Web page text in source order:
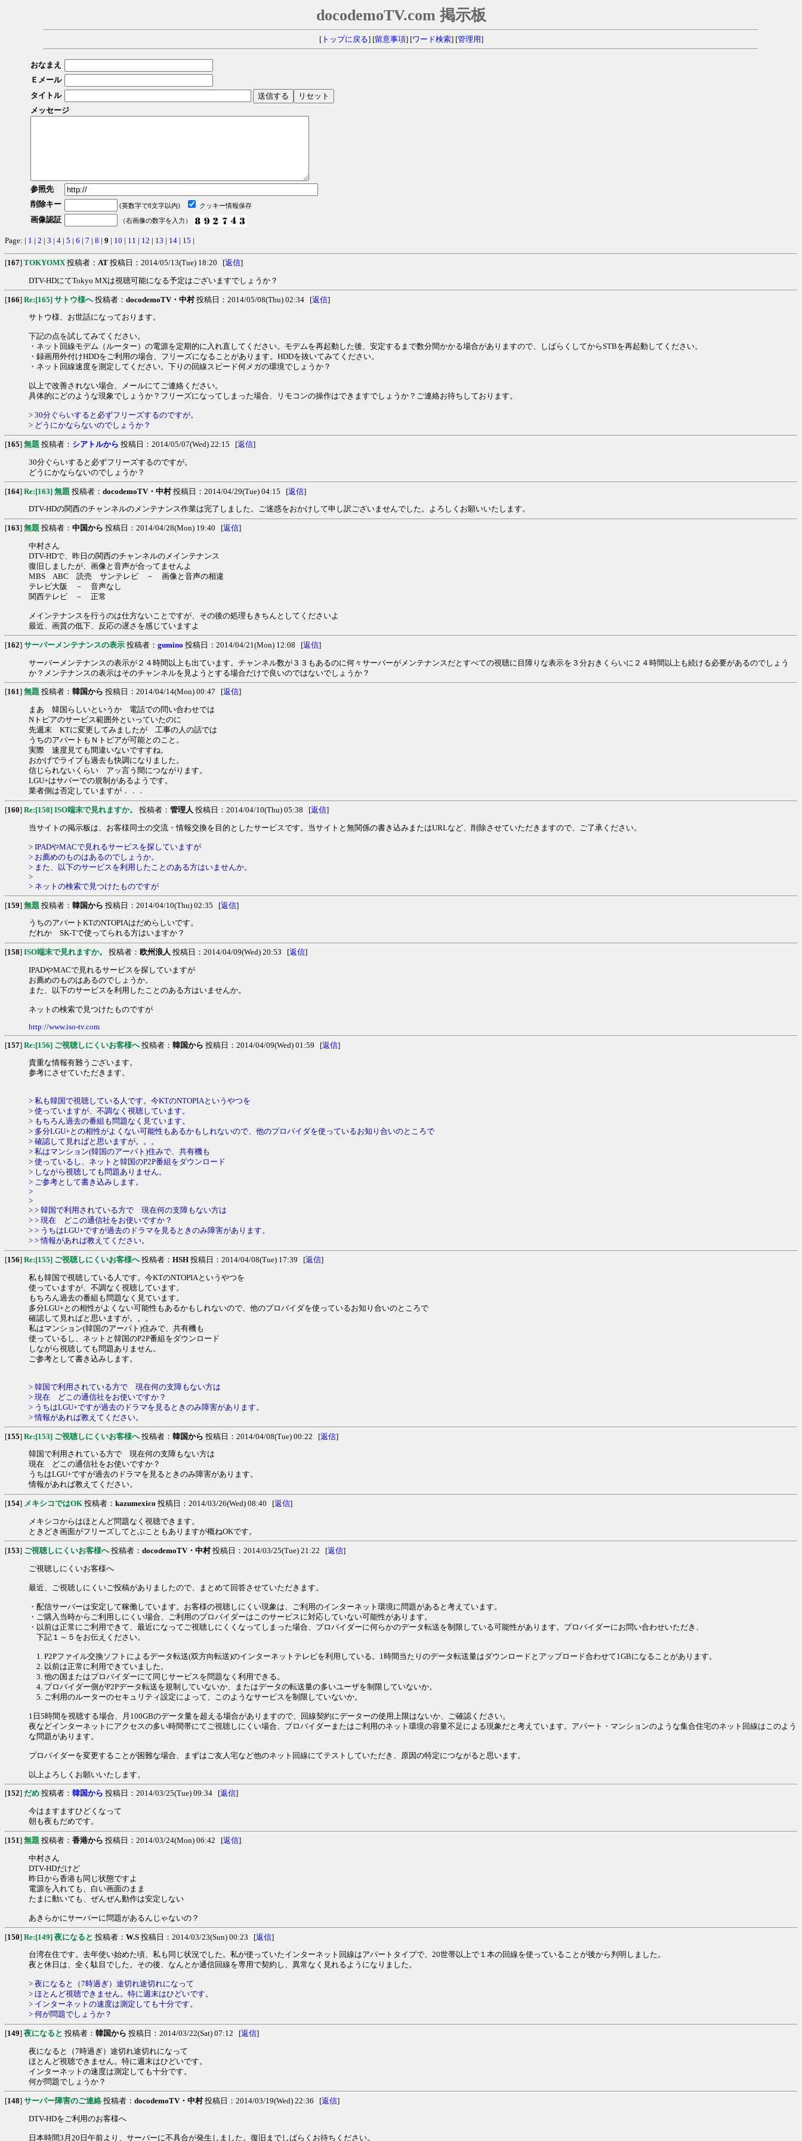
docodemoTV.com 掲示板
[トップに戻る] [留意事項] [ワード検索] [管理用]
おなまえ
Ｅメール
タイトル
メッセージ
参照先
削除キー
(英数字で8文字以内) クッキー情報保存
画像認証 （右画像の数字を入力）
Page: | 1 | 2 | 3 | 4 | 5 | 6 | 7 | 8 | 9 | 10 | 11 | 12 | 13 | 14 | 15 |
[167] TOKYOMX投稿者： AT 投稿日：2014/05/13(Tue) 18:20 [返信]
DTV-HDにてTokyo MXは視聴可能になる予定はございますでしょうか？
[166] Re:[165] サトウ様へ投稿者： docodemoTV・中村投稿日：2014/05/08(Thu) 02:34 [返信]
サトウ様、お世話になっております。
下記の点を試してみてください。
・ネット回線モデム（ルーター）の電源を定期的に入れ直してください。モデムを再起動した後、安定するまで数分間かかる場合がありますので、しばらくしてからSTBを再起動してください。
・録画用外付けHDDをご利用の場合、フリーズになることがあります。HDDを抜いてみてください。
・ネット回線速度を測定してください。下りの回線スピード何メガの環境でしょうか？
以上で改善されない場合、メールにてご連絡ください。
具体的にどのような現象でしょうか？フリーズになってしまった場合、リモコンの操作はできますでしょうか？ご連絡お待ちしております。
> 30分ぐらいすると必ずフリーズするのですが。
> どうにかならないのでしょうか？
[165] 無題 投稿者： シアトルから 投稿日：2014/05/07(Wed) 22:15 [返信]
30分ぐらいすると必ずフリーズするのですが。
どうにかならないのでしょうか？
[164] Re:[163] 無題 投稿者： docodemoTV・中村投稿日：2014/04/29(Tue) 04:15 [返信]
DTV-HDの関西のチャンネルのメンテナンス作業は完了しました。ご迷惑をおかけして申し訳ございませんでした。よろしくお願いいたします。
[163] 無題 投稿者： 中国から 投稿日：2014/04/28(Mon) 19:40 [返信]
中村さん
DTV-HDで、昨日の関西のチャンネルのメインテナンス
復旧しましたが、画像と音声が合ってませんよ
MBS ABC 読売 サンテレビ － 画像と音声の相違
テレビ大阪 － 音声なし
関西テレビ － 正常
メインテナンスを行うのは仕方ないことですが、その後の処理もきちんとしてくださいよ
最近、画質の低下、反応の遅さを感じていますよ
[162] サーバーメンテナンスの表示 投稿者： gumino 投稿日：2014/04/21(Mon) 12:08 [返信]
サーバーメンテナンスの表示が２４時間以上も出ています。チャンネル数が３３もあるのに何々サーバーがメンテナンスだとすべての視聴に目障りな表示を３分おきくらいに２４時間以上も続ける必要があるのでしょう
か？メンテナンスの表示はそのチャンネルを見ようとする場合だけで良いのではないでしょうか？
[161] 無題 投稿者： 韓国から 投稿日：2014/04/14(Mon) 00:47 [返信]
まあ 韓国らしいというか 電話での問い合わせでは
Nトピアのサービス範囲外といっていたのに
先週末 KTに変更してみましたが 工事の人の話では
うちのアパートもＮトピアが可能とのこと。
実際 速度見ても間違いないですすね。
おかげでライブも過去も快調になりました。
信じられないくらい アッ言う間につながります。
LGU+はサバーでの規制があるようです。
業者側は否定していますが．．．
[160] Re:[158] ISO端末で見れますか。 投稿者： 管理人 投稿日：2014/04/10(Thu) 05:38 [返信]
当サイトの掲示板は、お客様同士の交流・情報交換を目的としたサービスです。当サイトと無関係の書き込みまたはURLなど、削除させていただきますので、ご了承ください。
> IPADやMACで見れるサービスを探していますが
> お薦めのものはあるのでしょうか。
> また、以下のサービスを利用したことのある方はいませんか。
>
> ネットの検索で見つけたものですが
[159] 無題 投稿者： 韓国から 投稿日：2014/04/10(Thu) 02:35 [返信]
うちのアパートKTのNTOPIAはだめらしいです。
だれか SK-Tで使ってられる方はいますか？
[158] ISO端末で見れますか。 投稿者： 欧州浪人 投稿日：2014/04/09(Wed) 20:53 [返信]
IPADやMACで見れるサービスを探していますが
お薦めのものはあるのでしょうか。
また、以下のサービスを利用したことのある方はいませんか。
ネットの検索で見つけたものですが
http://www.iso-tv.com
[157] Re:[156] ご視聴しにくいお客様へ投稿者： 韓国から 投稿日：2014/04/09(Wed) 01:59 [返信]
貴重な情報有難うございます。
参考にさせていただきます。
> 私も韓国で視聴している人です。今KTのNTOPIAというやつを
> 使っていますが、不調なく視聴しています。
> もちろん過去の番組も問題なく見ています。
> 多分LGU+との相性がよくない可能性もあるかもしれないので、他のプロバイダを使っているお知り合いのところで
> 確認して見ればと思いますが。。。
> 私はマンション(韓国のアーパト)住みで、共有機も
> 使っているし、ネットと韓国のP2P番組をダウンロード
> しながら視聴しても問題ありません。
> ご参考として書き込みします。
>
>
> > 韓国で利用されている方で 現在何の支障もない方は
> > 現在 どこの通信社をお使いですか？
> > うちはLGU+ですが過去のドラマを見るときのみ障害があります。
> > 情報があれば教えてください。
[156] Re:[155] ご視聴しにくいお客様へ投稿者： HSH 投稿日：2014/04/08(Tue) 17:39 [返信]
私も韓国で視聴している人です。今KTのNTOPIAというやつを
使っていますが、不調なく視聴しています。
もちろん過去の番組も問題なく見ています。
多分LGU+との相性がよくない可能性もあるかもしれないので、他のプロバイダを使っているお知り合いのところで
確認して見ればと思いますが。。。
私はマンション(韓国のアーパト)住みで、共有機も
使っているし、ネットと韓国のP2P番組をダウンロード
しながら視聴しても問題ありません。
ご参考として書き込みします。
> 韓国で利用されている方で 現在何の支障もない方は
> 現在 どこの通信社をお使いですか？
> うちはLGU+ですが過去のドラマを見るときのみ障害があります。
> 情報があれば教えてください。
[155] Re:[153] ご視聴しにくいお客様へ投稿者： 韓国から 投稿日：2014/04/08(Tue) 00:22 [返信]
韓国で利用されている方で 現在何の支障もない方は
現在 どこの通信社をお使いですか？
うちはLGU+ですが過去のドラマを見るときのみ障害があります。
情報があれば教えてください。
[154] メキシコではOK 投稿者： kazumexico 投稿日：2014/03/26(Wed) 08:40 [返信]
メキシコからはほとんど問題なく視聴できます。
ときどき画面がフリーズしてとぶこともありますが概ねOKです。
[153] ご視聴しにくいお客様へ投稿者： docodemoTV・中村投稿日：2014/03/25(Tue) 21:22 [返信]
ご視聴しにくいお客様へ
最近、ご視聴しにくいご投稿がありましたので、まとめて回答させていただきます。
・配信サーバーは安定して稼働しています。お客様の視聴しにくい現象は、ご利用のインターネット環境に問題があると考えています。
・ご購入当時からご利用しにくい場合、ご利用のプロバイダーはこのサービスに対応していない可能性があります。
・以前は正常にご利用できて、最近になってご視聴しにくくなってしまった場合、プロバイダーに何らかのデータ転送を制限している可能性があります。プロバイダーにお問い合わせいただき、
下記１～５をお伝えください。
1. P2Pファイル交換ソフトによるデータ転送(双方向転送)のインターネットテレビを利用している。1時間当たりのデータ転送量はダウンロードとアップロード合わせて1GBになることがあります。
2. 以前は正常に利用できていました。
3. 他の国またはプロバイダーにて同じサービスを問題なく利用できる。
4. プロバイダー側がP2Pデータ転送を規制していないか、またはデータの転送量の多いユーザを制限していないか。
5. ご利用のルーターのセキュリティ設定によって、このようなサービスを制限していないか。
1日5時間を視聴する場合、月100GBのデータ量を超える場合がありますので、回線契約にデーターの使用上限はないか、ご確認ください。
夜などインターネットにアクセスの多い時間帯にてご視聴しにくい場合、プロバイダーまたはご利用のネット環境の容量不足による現象だと考えています。アパート・マンションのような集合住宅のネット回線はこのよう
な問題があります。
プロバイダーを変更することが困難な場合、まずはご友人宅など他のネット回線にてテストしていただき、原因の特定につながると思います。
以上よろしくお願いいたします。
[152] だめ 投稿者： 韓国から 投稿日：2014/03/25(Tue) 09:34 [返信]
今はますますひどくなって
朝も夜もだめです。
[151] 無題 投稿者： 香港から 投稿日：2014/03/24(Mon) 06:42 [返信]
中村さん
DTV-HDだけど
昨日から香港も同じ状態ですよ
電源を入れても、白い画面のまま
たまに動いても、ぜんぜん動作は安定しない
あきらかにサーバーに問題があるんじゃないの？
[150] Re:[149] 夜になると 投稿者： W.S 投稿日：2014/03/23(Sun) 00:23 [返信]
台湾在住です。去年使い始めた頃、私も同じ状況でした。私が使っていたインターネット回線はアパートタイプで、20世帯以上で１本の回線を使っていることが後から判明しました。
夜と休日は、全く駄目でした。その後、なんとか通信回線を専用で契約し、異常なく見れるようになりました。
> 夜になると（7時過ぎ）途切れ途切れになって
> ほとんど視聴できません。特に週末はひどいです。
> インターネットの速度は測定しても十分です。
> 何が問題でしょうか？
[149] 夜になると 投稿者： 韓国から 投稿日：2014/03/22(Sat) 07:12 [返信]
夜になると（7時過ぎ）途切れ途切れになって
ほとんど視聴できません。特に週末はひどいです。
インターネットの速度は測定しても十分です。
何が問題でしょうか？
[148] サーバー障害のご連絡 投稿者： docodemoTV・中村投稿日：2014/03/19(Wed) 22:36 [返信]
DTV-HDをご利用のお客様へ
日本時間3月20日午前より、サーバーに不具合が発生しました。復旧までしばらくお待ちください。